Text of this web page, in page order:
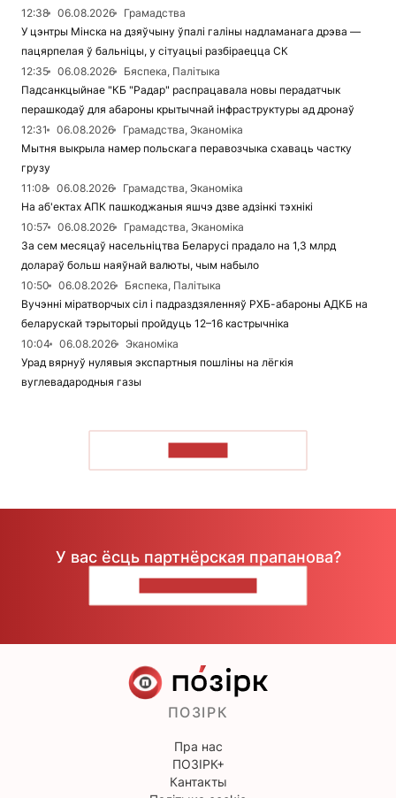
12:38
06.08.2026
Грамадства
У цэнтры Мінска на дзяўчыну ўпалі галіны надламанага дрэва —
пацярпелая ў бальніцы, у сітуацыі разбіраецца СК
12:35
06.08.2026
Бяспека, Палітыка
Падсанкцыйнае "КБ "Радар" распрацавала новы перадатчык
перашкодаў для абароны крытычнай інфраструктуры ад дронаў
12:31
06.08.2026
Грамадства, Эканоміка
Мытня выкрыла намер польскага перавозчыка схаваць частку
грузу
11:08
06.08.2026
Грамадства, Эканоміка
На аб'ектах АПК пашкоджаныя яшчэ дзве адзінкі тэхнікі
10:57
06.08.2026
Грамадства, Эканоміка
За сем месяцаў насельніцтва Беларусі прадало на 1,3 млрд
долараў больш наяўнай валюты, чым набыло
10:50
06.08.2026
Бяспека, Палітыка
Вучэнні міратворчых сіл і падраздзяленняў РХБ-абароны АДКБ на
беларускай тэрыторыі пройдуць 12–16 кастрычніка
10:04
06.08.2026
Эканоміка
Урад вярнуў нулявыя экспартныя пошліны на лёгкія
вуглевадародныя газы
У вас ёсць партнёрская прапанова?
ПОЗІРК
Пра нас
ПОЗІРК+
Кантакты